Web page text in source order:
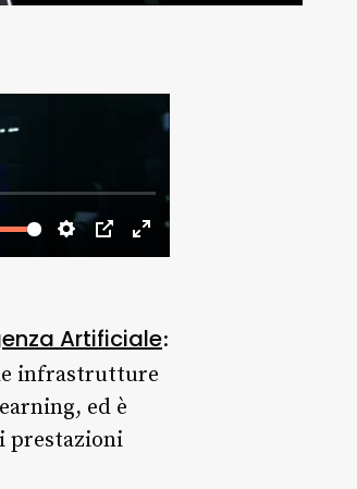
Artificiale:
infrastrutture
ed è
prestazioni